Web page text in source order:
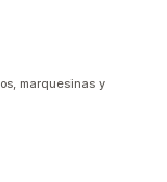
marquesinas y